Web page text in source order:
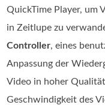
QuickTime Player, um
in Zeitlupe zu
Controller, eines
Anpassung der
Video in hoher
Geschwindigkeit des